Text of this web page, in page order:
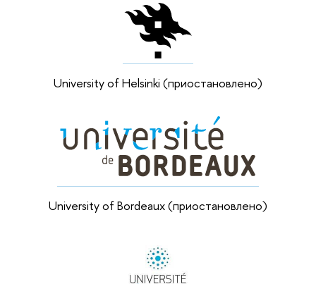
University of Helsinki (приостановлено)
University of Bordeaux (приостановлено)